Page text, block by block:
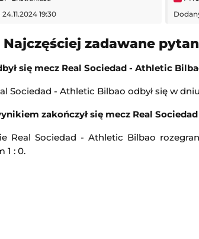
Sparta
Eredivisie
12:15
Transmisja
13:00
19:30
Najczęściej zadawane
się mecz Real Sociedad - Athletic
Sociedad - Athletic Bilbao odbył się w
zakończył się mecz Real
Real Sociedad - Athletic Bilbao
1 : 0.